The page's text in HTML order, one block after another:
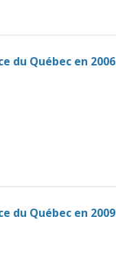
du Québec en 2006
du Québec en 2009